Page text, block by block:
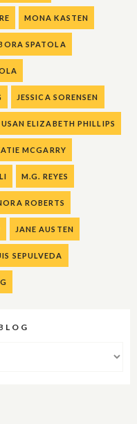
MONA KASTEN
SPATOLA
JESSICA SORENSEN
ELIZABETH PHILLIPS
MCGARRY
M.G. REYES
ROBERTS
JANE AUSTEN
SEPULVEDA